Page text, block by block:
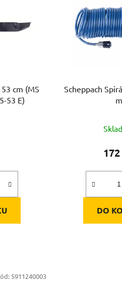
k
cm (MS
53 E)
Scheppach
m
DO
5911240003